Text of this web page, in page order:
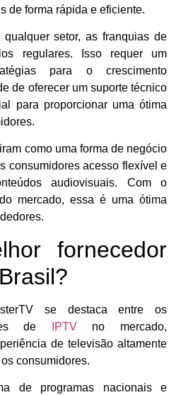
de forma rápida e eficiente.
qualquer setor, as franquias de
regulares. Isso requer um
para o crescimento
de oferecer um suporte técnico
para proporcionar uma ótima
como uma forma de negócio
consumidores acesso flexível e
audiovisuais. Com o
mercado, essa é uma ótima
fornecedor
se destaca entre os
de
IPTVno mercado,
de televisão altamente
consumidores.
de programas nacionais e